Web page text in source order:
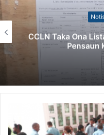
Kazu
Singapura,